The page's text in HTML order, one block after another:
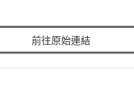
前往原始連結